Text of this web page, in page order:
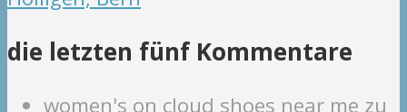
die letzten fünf Kommentare
women's on cloud shoes near me zu